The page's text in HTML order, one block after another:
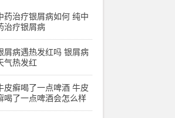
药治疗银屑病如何 纯中
治疗银屑病
屑病遇热发红吗 银屑病
气热发红
皮癣喝了一点啤酒 牛皮
喝了一点啤酒会怎么样